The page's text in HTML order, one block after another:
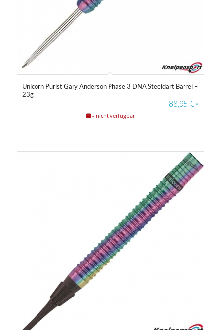
Unicorn Purist Gary Anderson Phase 3 DNA Steeldart Barrel –
23g
88,95€*
- nicht verfügbar